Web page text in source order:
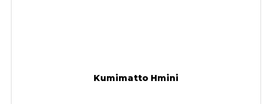
Kumimatto Hmini